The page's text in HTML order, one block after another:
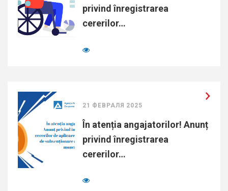
privind înregistrarea
cererilor…
21 ФЕВРАЛЯ 2025
În atenția angajatorilor! Anunț
privind înregistrarea
cererilor…